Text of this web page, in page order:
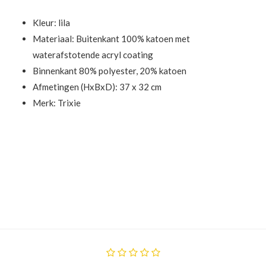
Kleur: lila
Materiaal: Buitenkant 100% katoen met
waterafstotende acryl coating
Binnenkant 80% polyester, 20% katoen
Afmetingen (HxBxD): 37 x 32 cm
Merk: Trixie